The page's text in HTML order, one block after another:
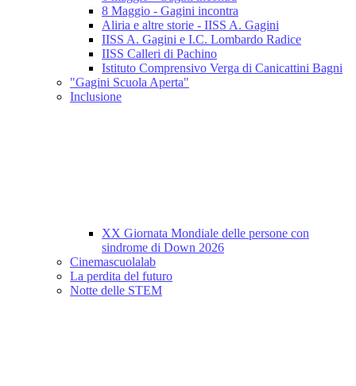
8 Maggio - Gagini incontra
Aliria e altre storie - IISS A. Gagini
IISS A. Gagini e I.C. Lombardo Radice
IISS Calleri di Pachino
Istituto Comprensivo Verga di Canicattini Bagni
"Gagini Scuola Aperta"
Inclusione
XX Giornata Mondiale delle persone con
sindrome di Down 2026
Cinemascuolalab
La perdita del futuro
Notte delle STEM